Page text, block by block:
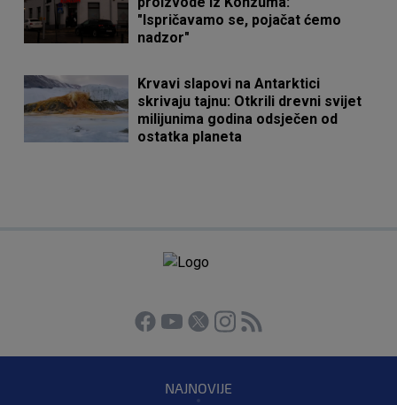
"Ispričavamo se, pojačat ćemo
nadzor"
Krvavi slapovi na Antarktici
skrivaju tajnu: Otkrili drevni svijet
milijunima godina odsječen od
ostatka planeta
NAJNOVIJE